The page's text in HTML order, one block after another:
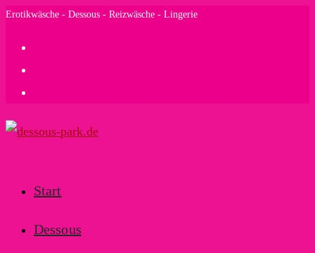
Zum
Erotikwäsche - Dessous - Reizwäsche - Lingerie
Start
Dessous